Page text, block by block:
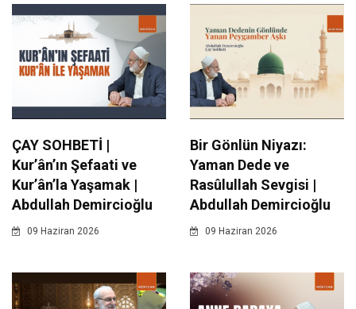
ÇAY SOHBETİ |
Kur’ân’ın Şefaati ve
Kur’ân’la Yaşamak |
Abdullah Demircioğlu
09 Haziran 2026
Bir Gönlün Niyazı:
Yaman Dede ve
Rasûlullah Sevgisi |
Abdullah Demircioğlu
09 Haziran 2026